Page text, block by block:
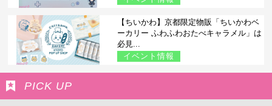
【ちいかわ】京都限定物販「ちいかわベ
ーカリー ふわふわおたべキャラメル」は
必見...
イベント情報
PICK UP